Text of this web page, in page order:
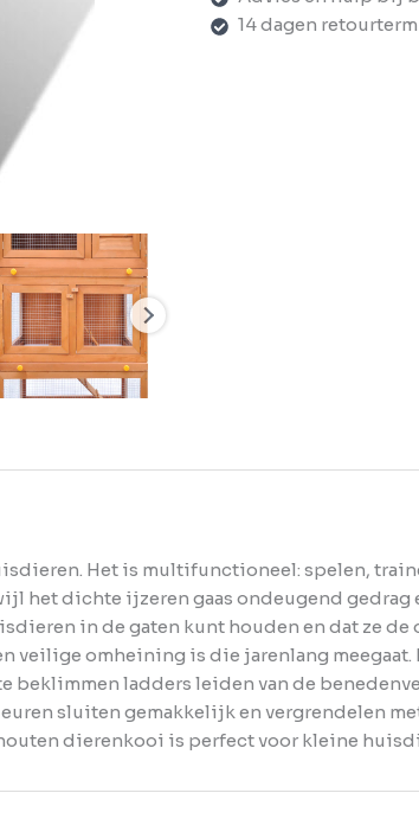
14 dagen
Het is multifunctioneel: spelen,
het dichte ijzeren gaas ondeugend gedrag
in de gaten kunt houden en dat ze
veilige omheining is die jarenlang
beklimmen ladders leiden van de
sluiten gemakkelijk en vergrendelen
dierenkooi is perfect voor kleine